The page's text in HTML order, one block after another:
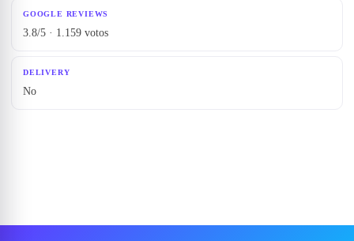
GOOGLE REVIEWS
3.8/5 · 1.159 votos
DELIVERY
No